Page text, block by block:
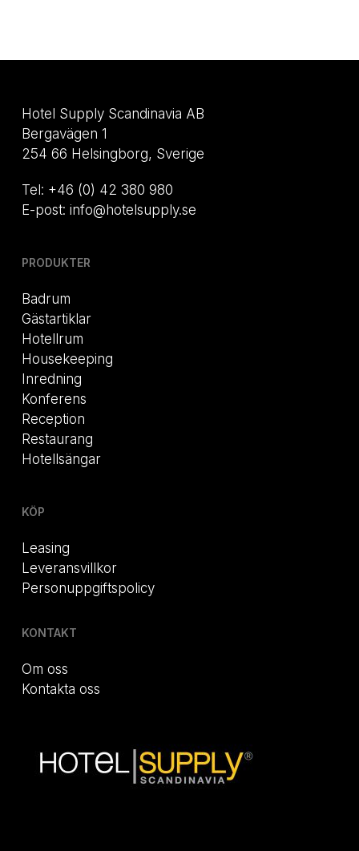
Hotel Supply Scandinavia AB
Bergavägen 1
254 66 Helsingborg, Sverige
Tel: +46 (0) 42 380 980
E-post: info@hotelsupply.se
PRODUKTER
Badrum
Gästartiklar
Hotellrum
Housekeeping
Inredning
Konferens
Reception
Restaurang
Hotellsängar
KÖP
Leasing
Leveransvillkor
Personuppgiftspolicy
KONTAKT
Om oss
Kontakta oss